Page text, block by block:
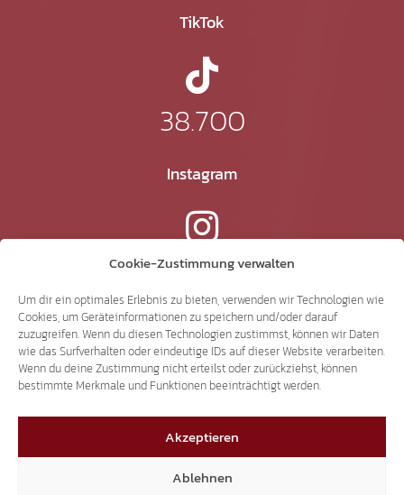
Cookie-Zustimmung verwalten
Um dir ein optimales Erlebnis zu bieten, verwenden wir Technologien wie
Cookies, um Geräteinformationen zu speichern und/oder darauf
zuzugreifen. Wenn du diesen Technologien zustimmst, können wir Daten
wie das Surfverhalten oder eindeutige IDs auf dieser Website verarbeiten.
Wenn du deine Zustimmung nicht erteilst oder zurückziehst, können
bestimmte Merkmale und Funktionen beeinträchtigt werden.
Akzeptieren
Ablehnen
TikTok
38.700
Instagram
15.300
YouTube
15.300
Mitglieder